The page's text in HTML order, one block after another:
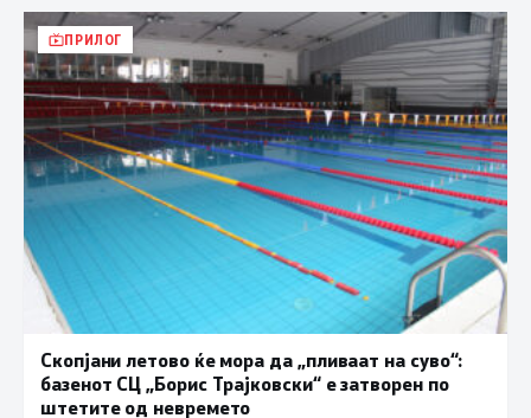
ПРИЛОГ
Скопјани летово ќе мора да „пливаат на суво“:
базенот СЦ „Борис Трајковски“ е затворен по
штетите од невремето